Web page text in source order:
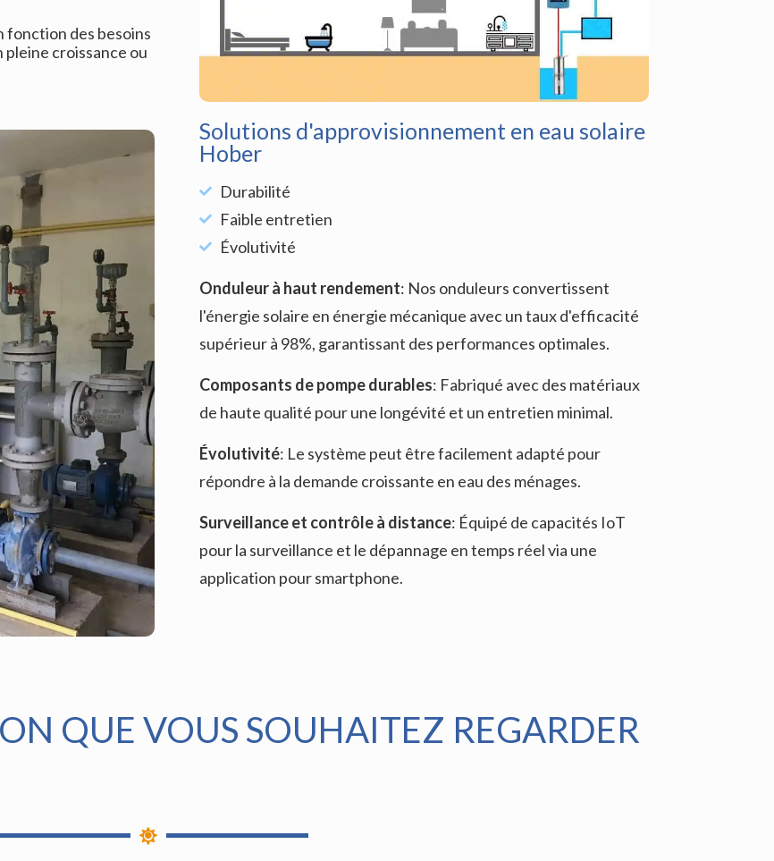
fonction des besoins
pleine croissance ou
Solutions d'approvisionnement en eau solaire
Hober
Durabilité
Faible entretien
Évolutivité
Onduleur à haut rendement: Nos onduleurs convertissent
l'énergie solaire en énergie mécanique avec un taux d'efficacité
supérieur à 98%, garantissant des performances optimales.
Composants de pompe durables: Fabriqué avec des matériaux
de haute qualité pour une longévité et un entretien minimal.
Évolutivité: Le système peut être facilement adapté pour
répondre à la demande croissante en eau des ménages.
Surveillance et contrôle à distance: Équipé de capacités IoT
pour la surveillance et le dépannage en temps réel via une
application pour smartphone.
QUE VOUS SOUHAITEZ REGARDER